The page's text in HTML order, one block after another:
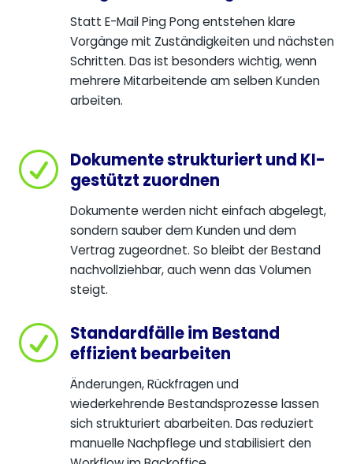
Statt E-Mail Ping Pong entstehen klare
Vorgänge mit Zuständigkeiten und nächsten
Schritten. Das ist besonders wichtig, wenn
mehrere Mitarbeitende am selben Kunden
arbeiten.
R Dokumente strukturiert und KI-
gestützt zuordnen
Dokumente werden nicht einfach abgelegt,
sondern sauber dem Kunden und dem
Vertrag zugeordnet. So bleibt der Bestand
nachvollziehbar, auch wenn das Volumen
steigt.
R Standardfälle im Bestand
effizient bearbeiten
Änderungen, Rückfragen und
wiederkehrende Bestandsprozesse lassen
sich strukturiert abarbeiten. Das reduziert
manuelle Nachpflege und stabilisiert den